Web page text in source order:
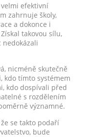
efektivní
zahrnuje školy,
a dokonce i
takovou sílu,
nedokázali
nicméně skutečně
kdo tímto systémem
kdo dospívali před
s rozdělením
významné.
se takto podaří
bude